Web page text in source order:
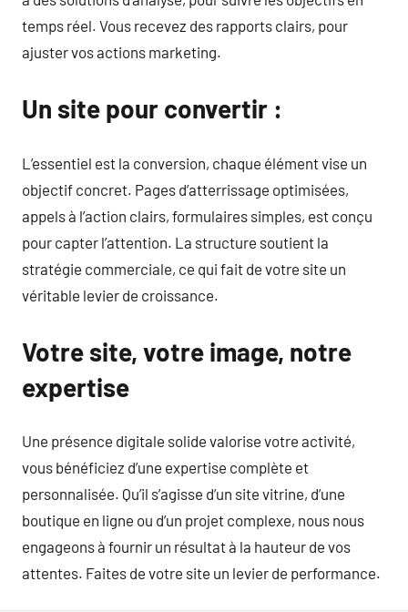
temps réel. Vous recevez des rapports clairs, pour
ajuster vos actions marketing.
Un site pour convertir :
L’essentiel est la conversion, chaque élément vise un
objectif concret. Pages d’atterrissage optimisées,
appels à l’action clairs, formulaires simples, est conçu
pour capter l’attention. La structure soutient la
stratégie commerciale, ce qui fait de votre site un
véritable levier de croissance.
Votre site, votre image, notre
expertise
Une présence digitale solide valorise votre activité,
vous bénéficiez d’une expertise complète et
personnalisée. Qu’il s’agisse d’un site vitrine, d’une
boutique en ligne ou d’un projet complexe, nous nous
engageons à fournir un résultat à la hauteur de vos
attentes. Faites de votre site un levier de performance.